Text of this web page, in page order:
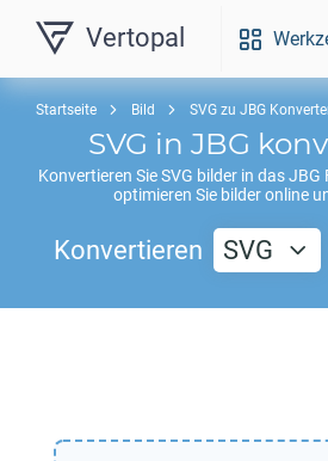
Vertopal
Startseite Bild SVG zu JBG
SVG in JBG
Konvertieren SieSVG bilder in dasJBG
optimieren Sie bilder online
Konvertieren SVG